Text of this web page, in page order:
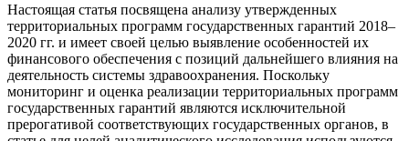
Настоящая статья посвящена анализу утвержденных
территориальных программ государственных гарантий 2018–
2020 гг. и имеет своей целью выявление особенностей их
финансового обеспечения с позиций дальнейшего влияния на
деятельность системы здравоохранения. Поскольку
мониторинг и оценка реализации территориальных программ
государственных гарантий являются исключительной
прерогативой соответствующих государственных органов, в